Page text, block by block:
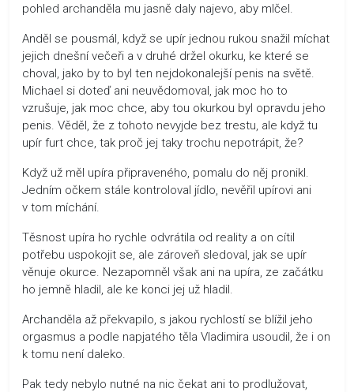
pohled archanděla mu jasně daly najevo, aby mlčel.
Anděl se pousmál, když se upír jednou rukou snažil míchat
jejich dnešní večeři a v druhé držel okurku, ke které se
choval, jako by to byl ten nejdokonalejší penis na světě.
Michael si doteď ani neuvědomoval, jak moc ho to
vzrušuje, jak moc chce, aby tou okurkou byl opravdu jeho
penis. Věděl, že z tohoto nevyjde bez trestu, ale když tu
upír furt chce, tak proč jej taky trochu nepotrápit, že?
Když už měl upíra připraveného, pomalu do něj pronikl.
Jedním očkem stále kontroloval jídlo, nevěřil upírovi ani
v tom míchání.
Těsnost upíra ho rychle odvrátila od reality a on cítil
potřebu uspokojit se, ale zároveň sledoval, jak se upír
věnuje okurce. Nezapomněl však ani na upíra, ze začátku
ho jemně hladil, ale ke konci jej už hladil.
Archanděla až překvapilo, s jakou rychlostí se blížil jeho
orgasmus a podle napjatého těla Vladimira usoudil, že i on
k tomu není daleko.
Pak tedy nebylo nutné na nic čekat ani to prodlužovat,